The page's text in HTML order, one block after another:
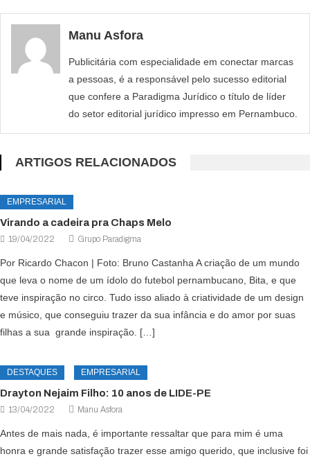
Manu Asfora
Publicitária com especialidade em conectar marcas
a pessoas, é a responsável pelo sucesso editorial
que confere a Paradigma Jurídico o título de líder
do setor editorial jurídico impresso em Pernambuco.
ARTIGOS RELACIONADOS
EMPRESARIAL
Virando a cadeira pra Chaps Melo
19/04/2022 Grupo Paradigma
Por Ricardo Chacon | Foto: Bruno Castanha A criação de um mundo
que leva o nome de um ídolo do futebol pernambucano, Bita, e que
teve inspiração no circo. Tudo isso aliado à criatividade de um design
e músico, que conseguiu trazer da sua infância e do amor por suas
filhas a sua grande inspiração. […]
DESTAQUES EMPRESARIAL
Drayton Nejaim Filho: 10 anos de LIDE-PE
13/04/2022 Manu Asfora
Antes de mais nada, é importante ressaltar que para mim é uma
honra e grande satisfação trazer esse amigo querido, que inclusive foi